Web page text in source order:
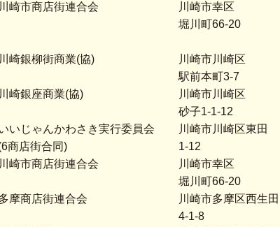
川崎市商店街連合会
川崎市幸区
堀川町66-20
川崎銀柳街商業(協)
川崎市川崎区
駅前本町3-7
川崎銀座商業(協)
川崎市川崎区
砂子1-1-12
いじゃんかわさき実行委員会
商店街合同)
川崎市川崎区東田
1-12
川崎市商店街連合会
川崎市幸区
堀川町66-20
摩商店街連合会
川崎市多摩区西生田
4-1-8